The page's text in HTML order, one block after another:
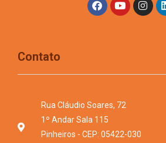
Contato
Rua Cláudio Soares, 72
1º Andar Sala 115
Pinheiros - CEP: 05422-030